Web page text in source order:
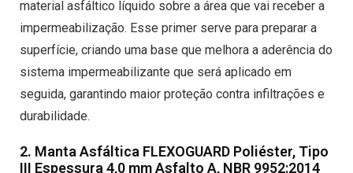
material asfáltico líquido sobre a área que vai receber a
impermeabilização. Esse primer serve para preparar a
superfície, criando uma base que melhora a aderência do
sistema impermeabilizante que será aplicado em
seguida, garantindo maior proteção contra infiltrações e
durabilidade.
2. Manta Asfáltica FLEXOGUARD Poliéster, Tipo
III Espessura 4,0 mm Asfalto A, NBR 9952:2014